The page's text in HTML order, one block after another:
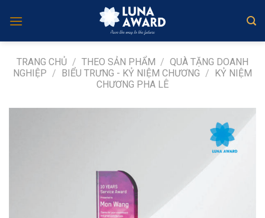
TRANG CHỦ / THEO SẢN PHẨM / QUÀ TẶNG DOANH
NGHIỆP / BIỂU TRƯNG - KỶ NIỆM CHƯƠNG / KỶ NIỆM
CHƯƠNG PHA LÊ